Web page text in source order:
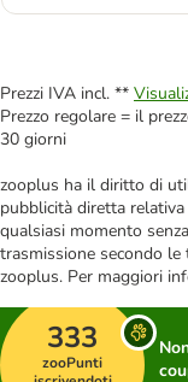
Prezzi IVA incl. **
Prezzo regolare = il
30 giorni
zooplus ha il diritto di
pubblicità diretta
qualsiasi momento
trasmissione secondo
zooplus. Per maggiori
333
zooPunti